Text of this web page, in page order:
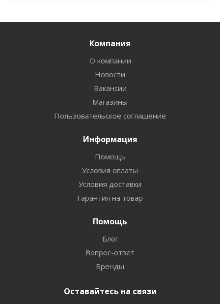
Компания
О компании
Новости
Вакансии
Магазины
Пользовательское соглашение
Информация
Помощь
Условия оплаты
Условия доставки
Гарантия на товар
Помощь
Блог
Вопрос-ответ
Бренды
Оставайтесь на связи